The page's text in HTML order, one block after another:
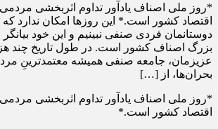
*روز ملی اصناف یادآور تداوم اثربخشی
اقتصاد کشور است.* این روزها امکان ندارد که
دوستانمان فردی صنفی نبینیم و این خود
بزرگ اصناف کشور است. در طول تاریخ چند
عزیزمان، جامعه صنفی همیشه معتمدترینِ مردم
بحران‌ها، از […]
*روز ملی اصناف یادآور تداوم اثربخشی
اقتصاد کشور است.*